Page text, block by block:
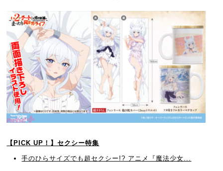
【PICK UP！】セクシー特集
手のひらサイズでも超セクシー!? アニメ『魔法少女...